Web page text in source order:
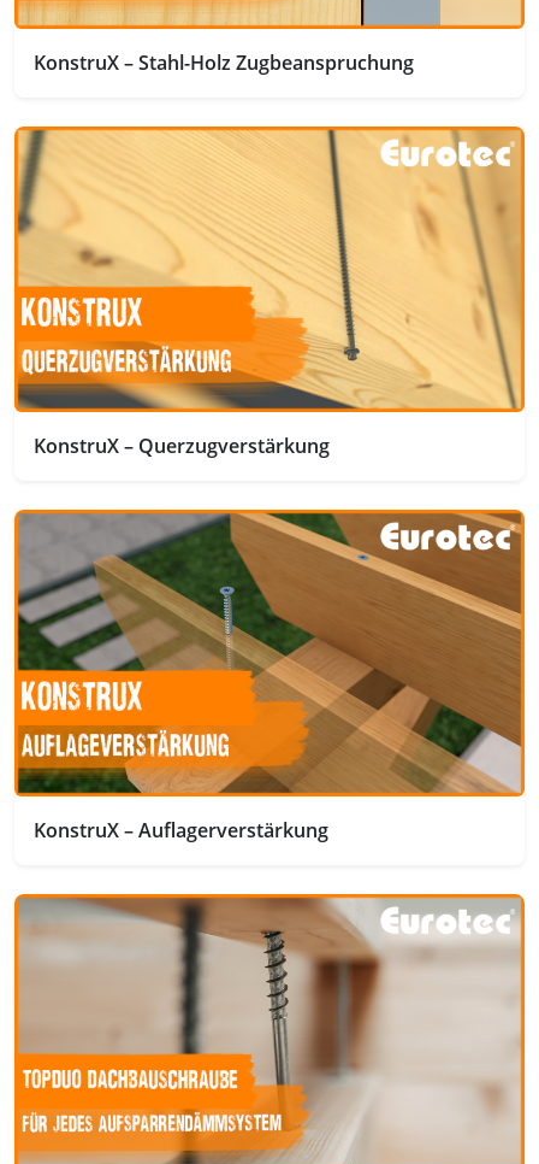
KonstruX – Stahl-Holz Zugbeanspruchung
KonstruX – Querzugverstärkung
KonstruX – Auflagerverstärkung